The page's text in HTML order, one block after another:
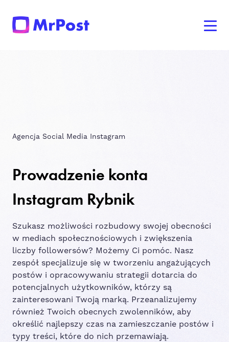
Agencja Social Media Instagram
Prowadzenie konta
Instagram Rybnik
Szukasz możliwości rozbudowy swojej obecności
w mediach społecznościowych i zwiększenia
liczby followersów? Możemy Ci pomóc. Nasz
zespół specjalizuje się w tworzeniu angażujących
postów i opracowywaniu strategii dotarcia do
potencjalnych użytkowników, którzy są
zainteresowani Twoją marką. Przeanalizujemy
również Twoich obecnych zwolenników, aby
określić najlepszy czas na zamieszczanie postów i
typy treści, które do nich przemawiają.